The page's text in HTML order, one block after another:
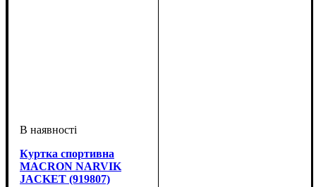
Куртка спортивна
MACRON NARVIK
JACKET (919807)